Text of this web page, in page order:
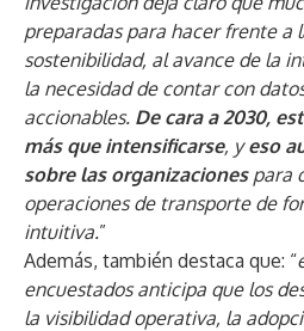
preparadas para hacer frente a
sostenibilidad, al avance de la
la necesidad de contar con
accionables. De cara a 2030,
más que intensificarse, yeso
sobre las organizacionespara
operaciones de transporte de
intuitiva.”
Además, también destaca que: “
encuestados anticipa que los
la visibilidad operativa, la